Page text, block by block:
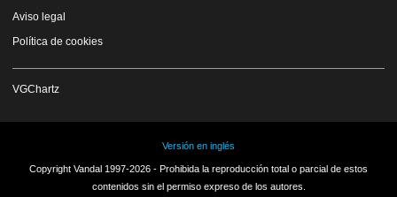
Aviso legal
Política de cookies
VGChartz
Versión en inglés
Copyright Vandal 1997-2026 - Prohibida la reproducción total o parcial de estos
contenidos sin el permiso expreso de los autores.